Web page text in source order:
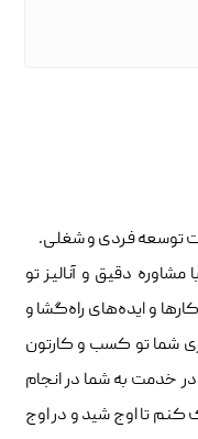
توسعه فردی و شغلی.
مشاوره دقیق و آنالیز تو
و ایده‌های راه‌گشا و
شما تو کسب و کارتون
خدمت به شما در انجام
تا اوج شید و در اوج